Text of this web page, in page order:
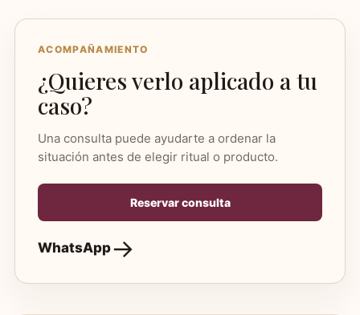
ACOMPAÑAMIENTO
¿Quieres verlo aplicado a tu
caso?
Una consulta puede ayudarte a ordenar la
situación antes de elegir ritual o producto.
Reservar consulta
WhatsApp